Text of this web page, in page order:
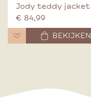
Jody teddy jacket
€ 84,99
BEKIJKEN